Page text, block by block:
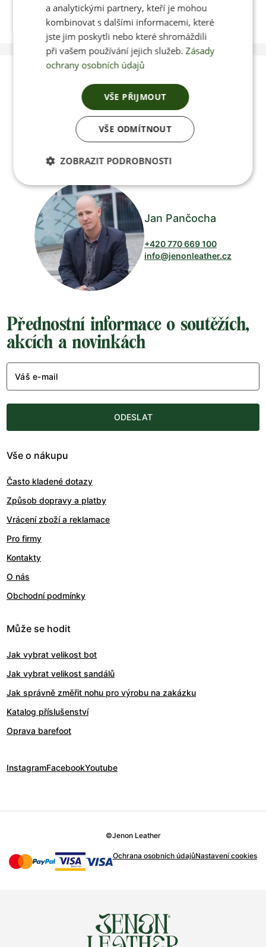
Poradíme vám s
výběrem
Jan Pančocha
+420 770 669 100
info@jenonleather.cz
Přednostní informace o soutěžích,
akcích a novinkách
Váš e-mail
ODESLAT
Vše o nákupu
Často kladené dotazy
Způsob dopravy a platby
Vrácení zboží a reklamace
Pro firmy
Kontakty
O nás
Obchodní podmínky
Může se hodit
Jak vybrat velikost bot
Jak vybrat velikost sandálů
Jak správně změřit nohu pro výrobu na zakázku
Katalog příslušenství
Oprava barefoot
InstagramFacebookYoutube
©Jenon Leather
Ochrana osobních údajůNastavení cookies
a analytickými partnery, kteří je mohou
kombinovat s dalšími informacemi, které
jste jim poskytli nebo které shromáždili
při vašem používání jejich služeb. Zásady
ochrany osobních údajů
VŠE PŘIJMOUT
VŠE ODMÍTNOUT
ZOBRAZIT PODROBNOSTI